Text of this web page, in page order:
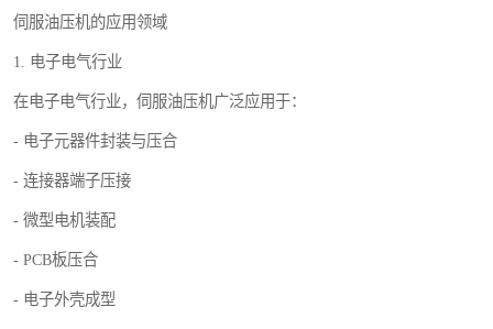
伺服油压机的应用领域
1. 电子电气行业
在电子电气行业，伺服油压机广泛应用于：
- 电子元器件封装与压合
- 连接器端子压接
- 微型电机装配
- PCB板压合
- 电子外壳成型